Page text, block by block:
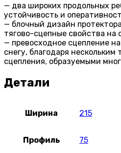
— два широких продольных
устойчивость и
— блочный дизайн
тягово-сцепные свойства на
— превосходное сцепление
снегу, благодаря нескольким
сцепления, образуемыми
Детали
Ширина 215
Профиль 75